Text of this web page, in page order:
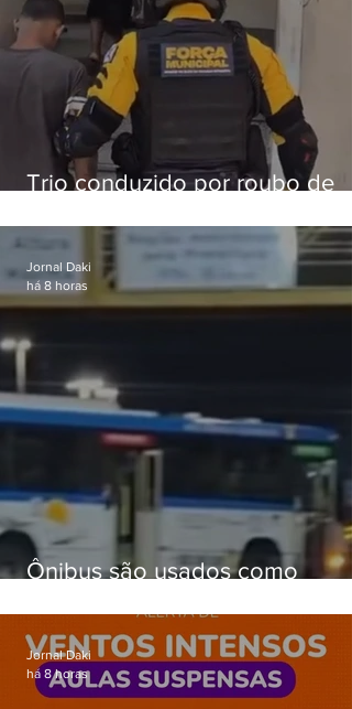
Trio conduzido por roubo de
passagens
Ônibus são usados como
Gardênia Azul
Jornal Daki
há 8 horas
Jornal Daki
há 8 horas